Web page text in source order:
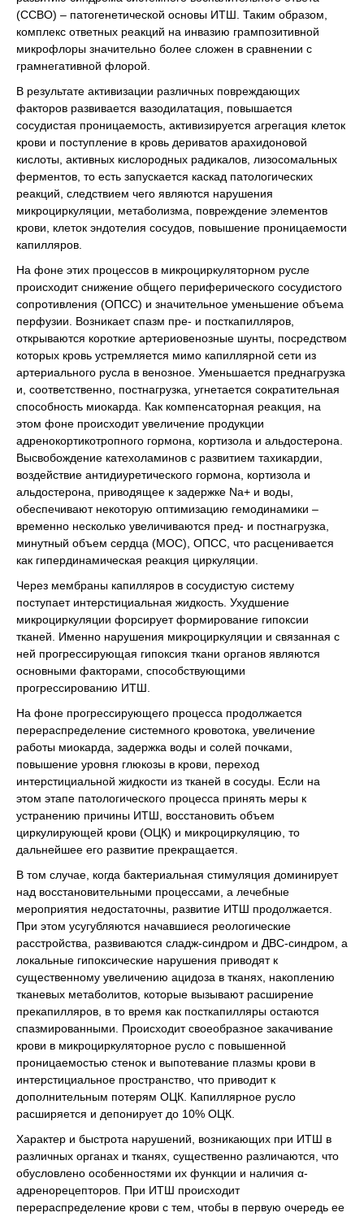
(ССВО) – патогенетической основы ИТШ. Таким образом,
комплекс ответных реакций на инвазию грампозитивной
микрофлоры значительно более сложен в сравнении с
грамнегативной флорой.
В результате активизации различных повреждающих
факторов развивается вазодилатация, повышается
сосудистая проницаемость, активизируется агрегация клеток
крови и поступление в кровь дериватов арахидоновой
кислоты, активных кислородных радикалов, лизосомальных
ферментов, то есть запускается каскад патологических
реакций, следствием чего являются нарушения
микроциркуляции, метаболизма, повреждение элементов
крови, клеток эндотелия сосудов, повышение проницаемости
капилляров.
На фоне этих процессов в микроциркуляторном русле
происходит снижение общего периферического сосудистого
сопротивления (ОПСС) и значительное уменьшение объема
перфузии. Возникает спазм пре- и посткапилляров,
открываются короткие артериовенозные шунты, посредством
которых кровь устремляется мимо капиллярной сети из
артериального русла в венозное. Уменьшается преднагрузка
и, соответственно, постнагрузка, угнетается сократительная
способность миокарда. Как компенсаторная реакция, на
этом фоне происходит увеличение продукции
адренокортикотропного гормона, кортизола и альдостерона.
Высвобождение катехоламинов с развитием тахикардии,
воздействие антидиуретического гормона, кортизола и
альдостерона, приводящее к задержке Na+ и воды,
обеспечивают некоторую оптимизацию гемодинамики –
временно несколько увеличиваются пред- и постнагрузка,
минутный объем сердца (МОС), ОПСС, что расценивается
как гипердинамическая реакция циркуляции.
Через мембраны капилляров в сосудистую систему
поступает интерстициальная жидкость. Ухудшение
микроциркуляции форсирует формирование гипоксии
тканей. Именно нарушения микроциркуляции и связанная с
ней прогрессирующая гипоксия ткани органов являются
основными факторами, способствующими
прогрессированию ИТШ.
На фоне прогрессирующего процесса продолжается
перераспределение системного кровотока, увеличение
работы миокарда, задержка воды и солей почками,
повышение уровня глюкозы в крови, переход
интерстициальной жидкости из тканей в сосуды. Если на
этом этапе патологического процесса принять меры к
устранению причины ИТШ, восстановить объем
циркулирующей крови (ОЦК) и микроциркуляцию, то
дальнейшее его развитие прекращается.
В том случае, когда бактериальная стимуляция доминирует
над восстановительными процессами, а лечебные
мероприятия недостаточны, развитие ИТШ продолжается.
При этом усугубляются начавшиеся реологические
расстройства, развиваются сладж-синдром и ДВС-синдром, а
локальные гипоксические нарушения приводят к
существенному увеличению ацидоза в тканях, накоплению
тканевых метаболитов, которые вызывают расширение
прекапилляров, в то время как посткапилляры остаются
спазмированными. Происходит своеобразное закачивание
крови в микроциркуляторное русло с повышенной
проницаемостью стенок и выпотевание плазмы крови в
интерстициальное пространство, что приводит к
дополнительным потерям ОЦК. Капиллярное русло
расширяется и депонирует до 10% ОЦК.
Характер и быстрота нарушений, возникающих при ИТШ в
различных органах и тканях, существенно различаются, что
обусловлено особенностями их функции и наличия α-
адренорецепторов. При ИТШ происходит
перераспределение крови с тем, чтобы в первую очередь ее